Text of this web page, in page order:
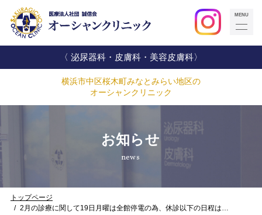
〈 泌尿器科・皮膚科・美容皮膚科〉
横浜市中区桜木町みなとみらい地区の
オーシャンクリニック
お知らせ
news
トップページ
2月の診療に関して19日月曜は全館停電の為、休診以下の日程は…